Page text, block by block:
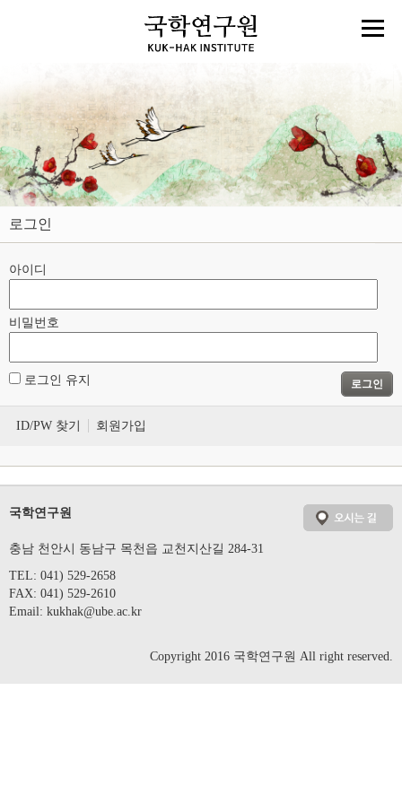
로그인
아이디
비밀번호
로그인 유지 로그인
ID/PW 찾기 회원가입
국학연구원
충남 천안시 동남구 목천읍 교천지산길 284-31
TEL: 041) 529-2658
FAX: 041) 529-2610
Email: kukhak@ube.ac.kr
Copyright 2016 국학연구원 All right reserved.